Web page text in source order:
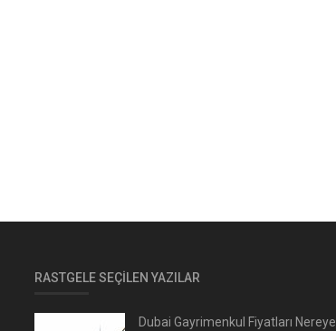
RASTGELE SEÇILEN YAZILAR
Dubai Gayrimenkul Fiyatları Nereye